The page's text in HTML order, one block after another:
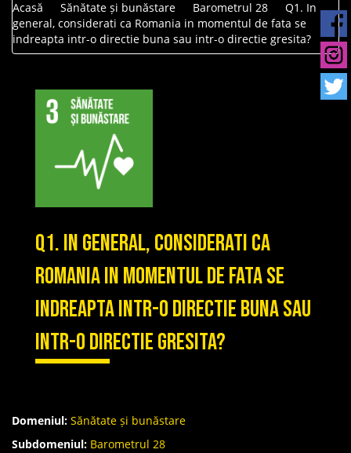
Acasă Sănătate și bunăstare Barometrul 28
Q1. In
general, considerati ca Romania in momentul de fata se
indreapta intr-o directie buna sau intr-o directie gresita?
Q1. In general, considerati ca
Romania in momentul de fata se
indreapta intr-o directie buna sau
intr-o directie gresita?
Domeniul: Sănătate și bunăstare
Subdomeniul: Barometrul 28